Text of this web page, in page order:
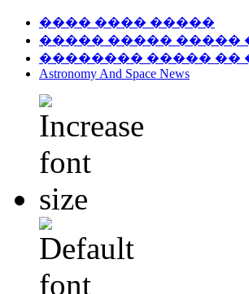
���� ���� �����
����� ����� �����
�������� ����� ��
Astronomy And Space News